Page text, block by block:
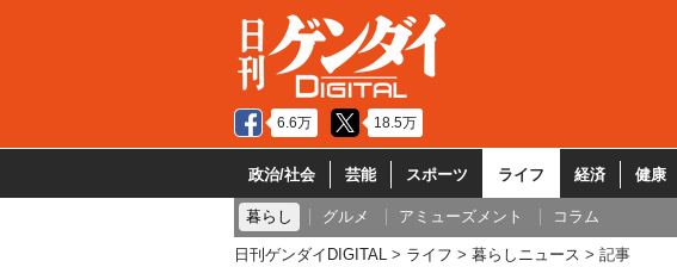
6.6万 18.5万
政治/社会 芸能 スポーツ ライフ 経済 健康
暮らし グルメ アミューズメント コラム
日刊ゲンダイDIGITAL ライフ 暮らしニュース 記事